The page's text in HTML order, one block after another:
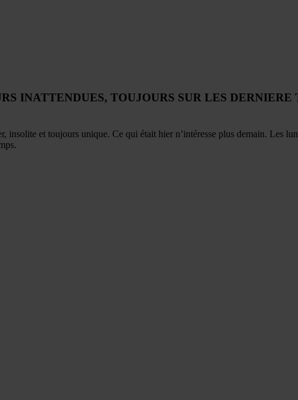
INATTENDUES, TOUJOURS SUR LES DERNIERE
et toujours unique. Ce qui était hier n’intéresse plus demain. Les